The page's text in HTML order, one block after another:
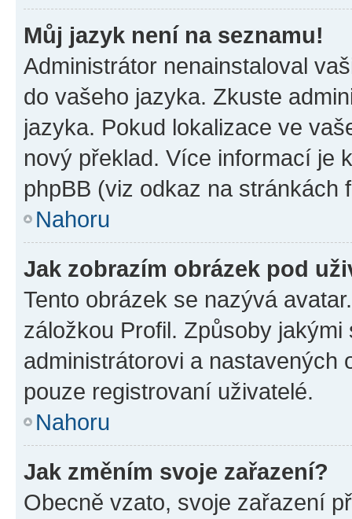
Můj jazyk není na seznamu!
Administrátor nenainstaloval
do vašeho jazyka. Zkuste
jazyka. Pokud lokalizace ve
nový překlad. Více informací je
phpBB (viz odkaz na stránkách
Nahoru
Jak zobrazím obrázek pod
Tento obrázek se nazývá
záložkou Profil. Způsoby
administrátorovi a nastavených
pouze registrovaní uživatelé.
Nahoru
Jak změním svoje zařazení?
Obecně vzato, svoje zařazení